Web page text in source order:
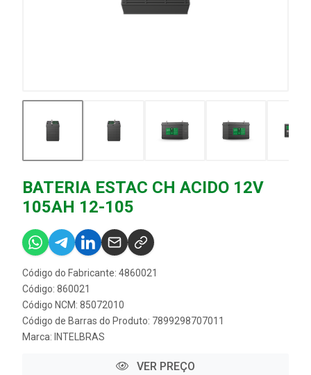
BATERIA ESTAC CH ACIDO 12V
105AH 12-105
Código do Fabricante: 4860021
Código: 860021
Código NCM: 85072010
Código de Barras do Produto: 7899298707011
Marca: INTELBRAS
VER PREÇO